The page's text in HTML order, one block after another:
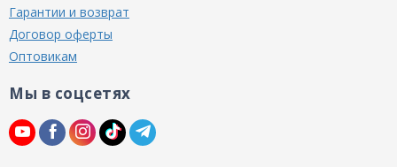
Гарантии и возврат
Договор оферты
Оптовикам
Мы в соцсетях